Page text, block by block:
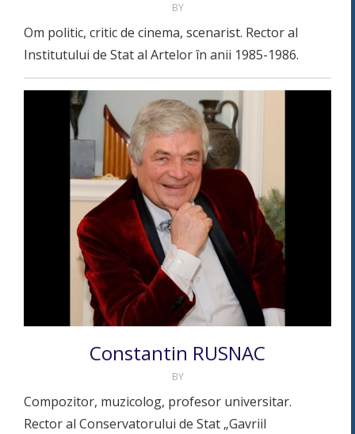
BY
Om politic, critic de cinema, scenarist. Rector al
Institutului de Stat al Artelor în anii 1985-1986.
Constantin RUSNAC
BY
Compozitor, muzicolog, profesor universitar.
Rector al Conservatorului de Stat „Gavriil